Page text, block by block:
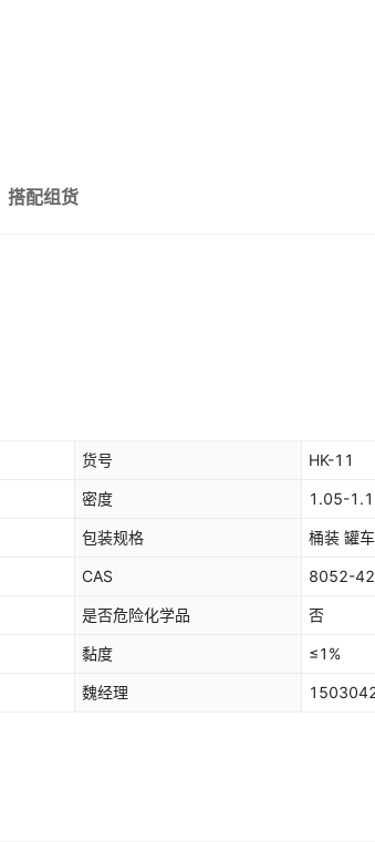
搭配组货
货号 HK-11
密度 1.05-1.1
包装规格 桶装 罐车
CAS 8052-
是否危险化学品 否
黏度 ≤1%
魏经理